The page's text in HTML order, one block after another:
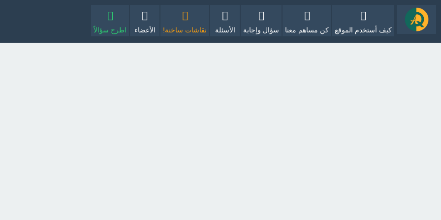
كيف أستخدم الموقع كن مساهم معنا سؤال وإجابة الأسئلة نقاشات ساخنة! الأعضاء اطرح سؤالاً